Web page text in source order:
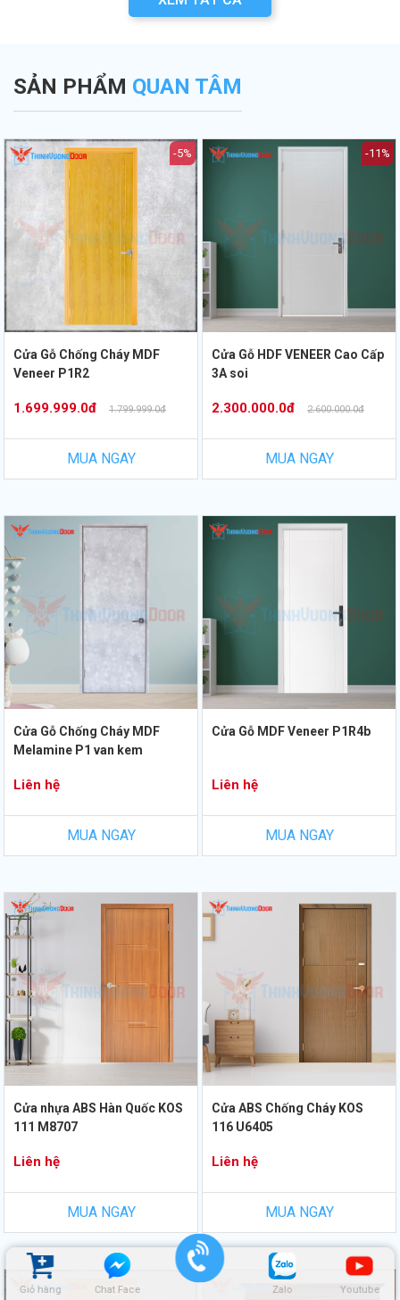
Giỏ hàng Chat Face Zalo Youtube
SẢN PHẨM QUAN TÂM
-5%
Cửa Gỗ Chống Cháy MDF
Veneer P1R2
1.699.999.0đ 1.799.999.0đ
MUA NGAY
-11%
Cửa Gỗ HDF VENEER Cao Cấp
3A soi
2.300.000.0đ 2.600.000.0đ
MUA NGAY
Cửa Gỗ Chống Cháy MDF
Melamine P1 van kem
Liên hệ
MUA NGAY
Cửa Gỗ MDF Veneer P1R4b
Liên hệ
MUA NGAY
Cửa nhựa ABS Hàn Quốc KOS
111 M8707
Liên hệ
MUA NGAY
Cửa ABS Chống Cháy KOS
116 U6405
Liên hệ
MUA NGAY